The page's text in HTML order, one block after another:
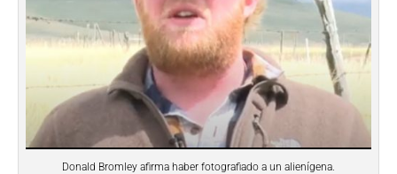
Donald Bromley afirma haber fotografiado a un alienígena.